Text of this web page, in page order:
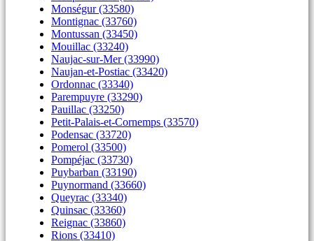
Monségur (33580)
Montignac (33760)
Montussan (33450)
Mouillac (33240)
Naujac-sur-Mer (33990)
Naujan-et-Postiac (33420)
Ordonnac (33340)
Parempuyre (33290)
Pauillac (33250)
Petit-Palais-et-Cornemps (33570)
Podensac (33720)
Pomerol (33500)
Pompéjac (33730)
Puybarban (33190)
Puynormand (33660)
Queyrac (33340)
Quinsac (33360)
Reignac (33860)
Rions (33410)